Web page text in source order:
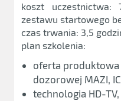
koszt uczestnictwa:
zestawu startowego
czas trwania: 3,5
plan szkolenia:
oferta
dozorowej MAZI,
technologia HD-TV,